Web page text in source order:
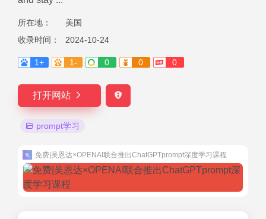
所在地：
美国
收录时间：
2024-10-24
1+ 1- 0 0 0
打开网站
prompt学习
免费|吴恩达×OPENAI联合推出ChatGPTprompt深度学习课程